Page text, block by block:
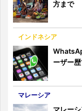
方まで
インドネシア
ーザー歴
マレーシア
マレー